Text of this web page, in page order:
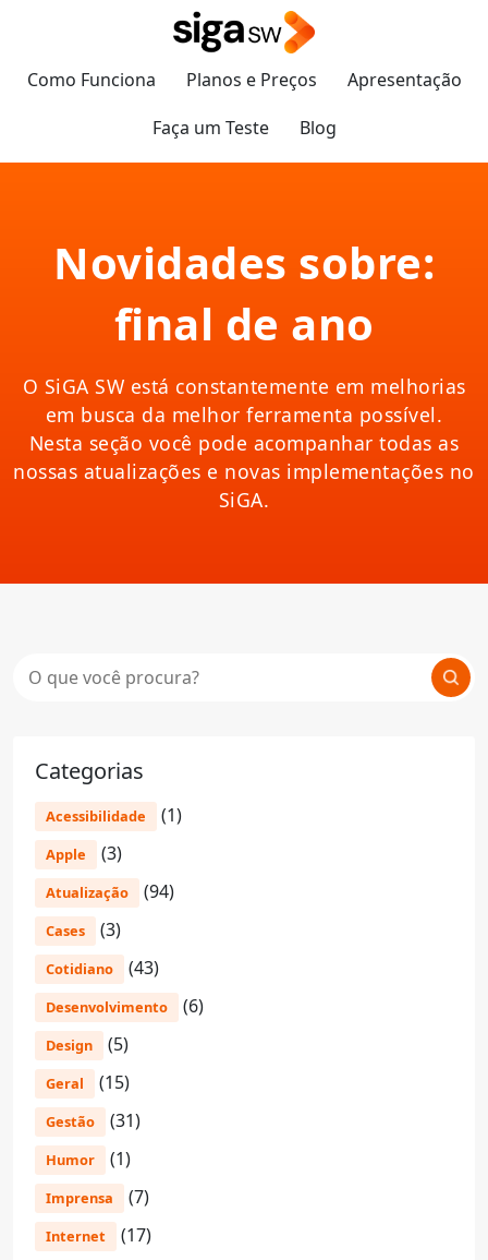
Como Funciona Planos e Preços
Apresentação
Faça um Teste
Blog
Novidades sobre:
final de ano
O SiGA SW está constantemente em melhorias
em busca da melhor ferramenta possível.
Nesta seção você pode acompanhar todas as
nossas atualizações e novas implementações no
SiGA.
Categorias
Acessibilidade (1)
Apple (3)
Atualização (94)
Cases (3)
Cotidiano (43)
Desenvolvimento (6)
Design (5)
Geral (15)
Gestão (31)
Humor (1)
Imprensa (7)
Internet (17)